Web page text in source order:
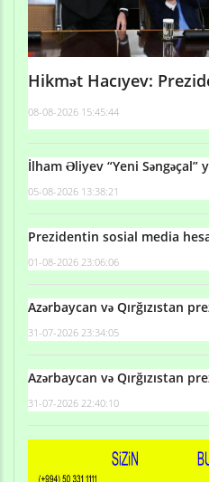
Hikmət Hacıyev:
08-08-2026 15:45:44
İlham Əliyev “Yeni Səngəçal”
05-08-2026 13:38:21
Prezidentin sosial media
01-08-2026 23:06:06
Azərbaycan və Qırğızıstan
31-07-2026 23:34:05
Azərbaycan və Qırğızıstan
31-07-2026 22:40:10